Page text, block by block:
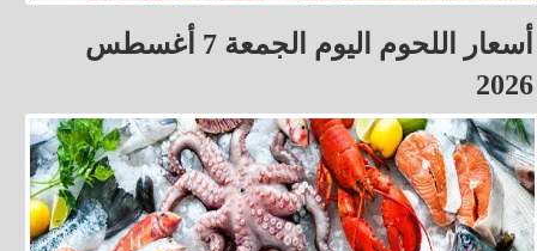
أسعار اللحوم اليوم الجمعة 7 أغسطس
2026